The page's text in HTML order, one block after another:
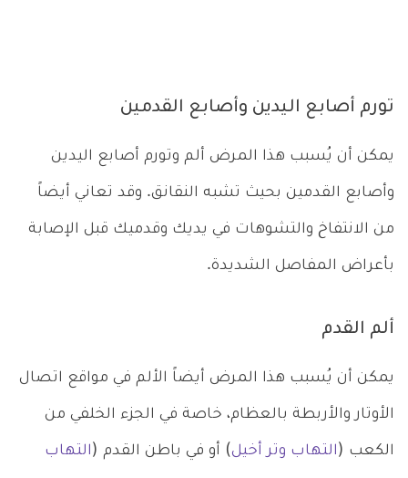
تورم أصابع اليدين وأصابع القدمين
يمكن أن يُسبب هذا المرض ألم وتورم أصابع اليدين
وأصابع القدمين بحيث تشبه النقانق. وقد تعاني أيضاً
من الانتفاخ والتشوهات في يديك وقدميك قبل الإصابة
بأعراض المفاصل الشديدة.
ألم القدم
يمكن أن يُسبب هذا المرض أيضاً الألم في مواقع اتصال
الأوتار والأربطة بالعظام، خاصة في الجزء الخلفي من
الكعب ( التهاب وتر أخيل) أو في باطن القدم ( التهاب